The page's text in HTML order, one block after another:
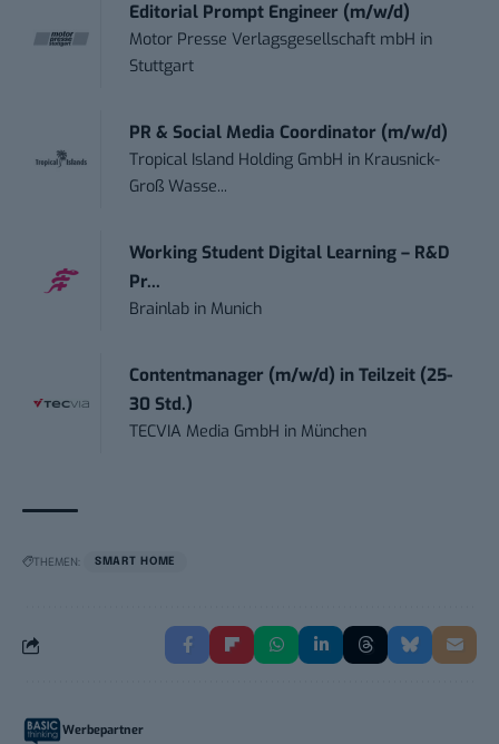
Editorial Prompt Engineer (m/w/d)
Motor Presse Verlagsgesellschaft mbH in
Stuttgart
PR & Social Media Coordinator (m/w/d)
Tropical Island Holding GmbH in Krausnick-
Groß Wasse...
Working Student Digital Learning – R&D
Pr...
Brainlab in Munich
Contentmanager (m/w/d) in Teilzeit (25-
30 Std.)
TECVIA Media GmbH in München
THEMEN: SMART HOME
Werbepartner